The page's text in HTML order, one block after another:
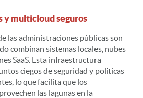
y multicloud seguros
las administraciones públicas son
combinan sistemas locales, nubes
SaaS. Esta infraestructura
ciegos de seguridad y políticas
lo que facilita que los
las lagunas en la